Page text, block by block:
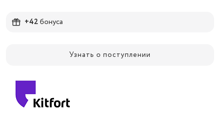
+42бонуса
Узнать о поступлении